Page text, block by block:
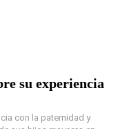
su experiencia
con la paternidad y